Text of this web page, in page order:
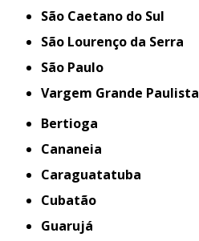
São Caetano do Sul
São Lourenço da Serra
São Paulo
Vargem Grande Paulista
Bertioga
Cananeia
Caraguatatuba
Cubatão
Guarujá